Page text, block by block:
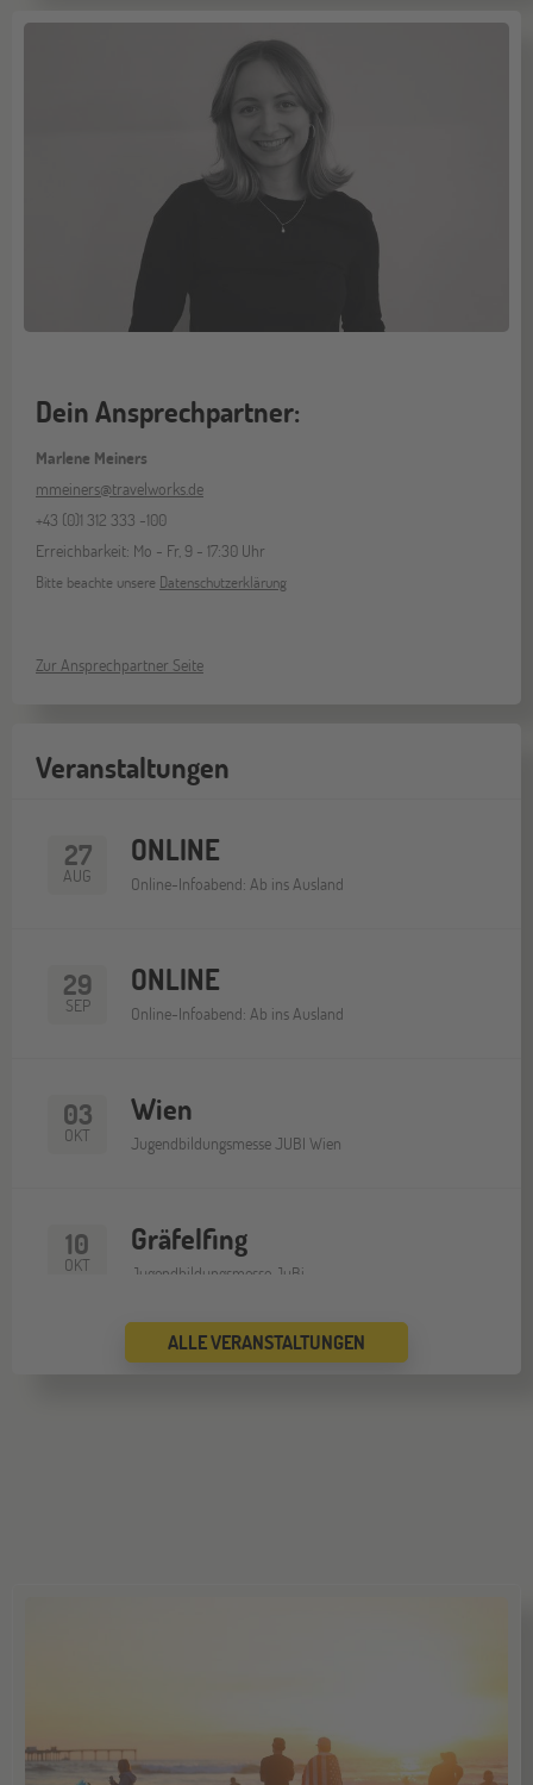
Dein Ansprechpartner:
Marlene Meiners
mmeiners@travelworks.de
+43 (0)1 312 333 -100
Erreichbarkeit: Mo - Fr, 9 - 17:30 Uhr
Bitte beachte unsere Datenschutzerklärung
Zur Ansprechpartner Seite
Veranstaltungen
27
AUG
ONLINE
Online-Infoabend: Ab ins Ausland
29
SEP
ONLINE
Online-Infoabend: Ab ins Ausland
03
OKT
Wien
Jugendbildungsmesse JUBI Wien
10
OKT
Gräfelfing
Jugendbildungsmesse JuBi
Wien
ALLE VERANSTALTUNGEN